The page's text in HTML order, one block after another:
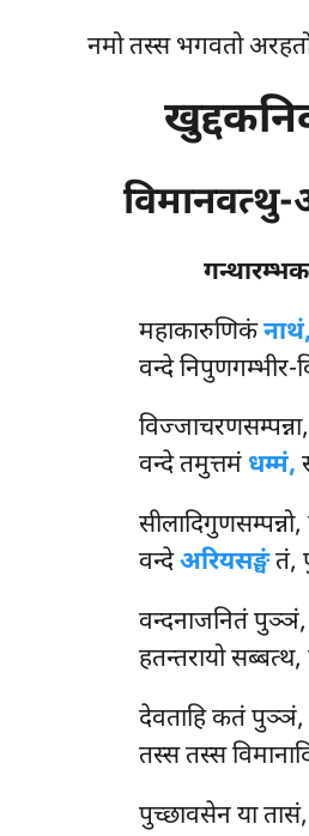
नमो तस्स भगवतो
विमानवत्थु-
महाकारुणिकंनाथं,
वन्दे निपुणगम्भीर-
वन्दे तमुत्तमं धम्मं,
वन्देअरियसङ्घंतं,
वन्दनाजनितंपुञ्ञं,
हतन्तरायो
देवताहि कतं पुञ्ञं,
तस्स तस्स
पुच्छावसेन या